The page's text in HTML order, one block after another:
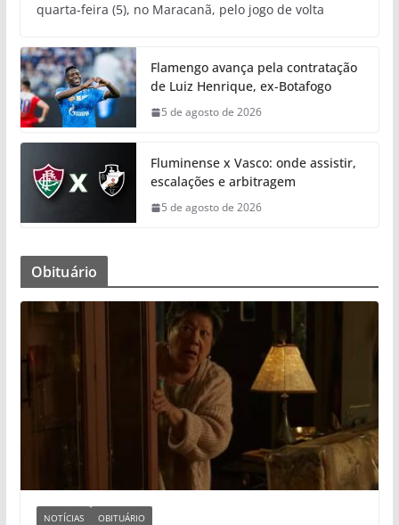
quarta-feira (5), no Maracanã, pelo jogo de volta
Flamengo avança pela contratação
de Luiz Henrique, ex-Botafogo
5 de agosto de 2026
Fluminense x Vasco: onde assistir,
escalações e arbitragem
5 de agosto de 2026
Obituário
NOTÍCIAS OBITUÁRIO